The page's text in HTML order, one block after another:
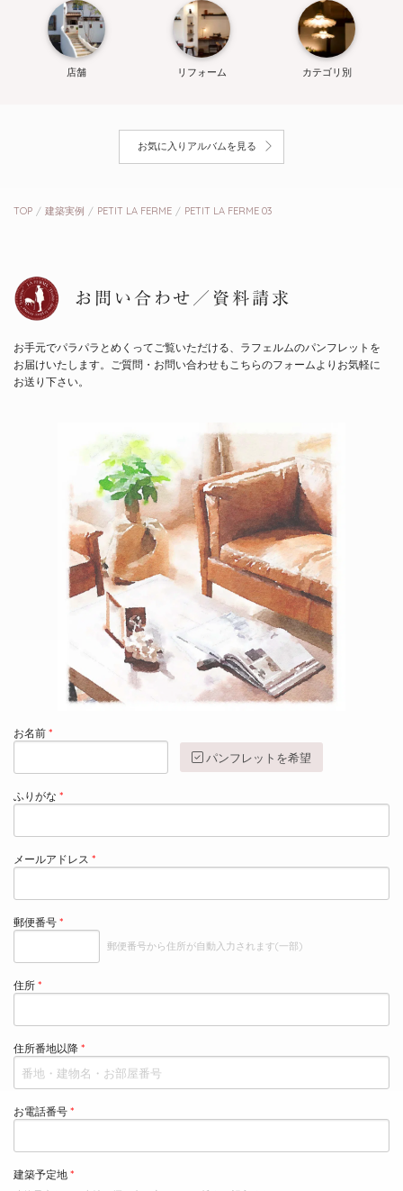
店舗 リフォーム カテゴリ別
お気に入りアルバムを見る
TOP 建築実例 PETIT LA FERME PETIT LA FERME 03
お問い合わせ／資料請求
お手元でパラパラとめくってご覧いただける、ラフェルムのパンフレットを
お届けいたします。
ご質問・お問い合わせもこちらのフォームよりお気軽に
お送り下さい。
お名前
パンフレットを希望
ふりがな
メールアドレス
郵便番号
郵便番号から住所が自動入力されます(一部)
住所
住所番地以降
お電話番号
建築予定地